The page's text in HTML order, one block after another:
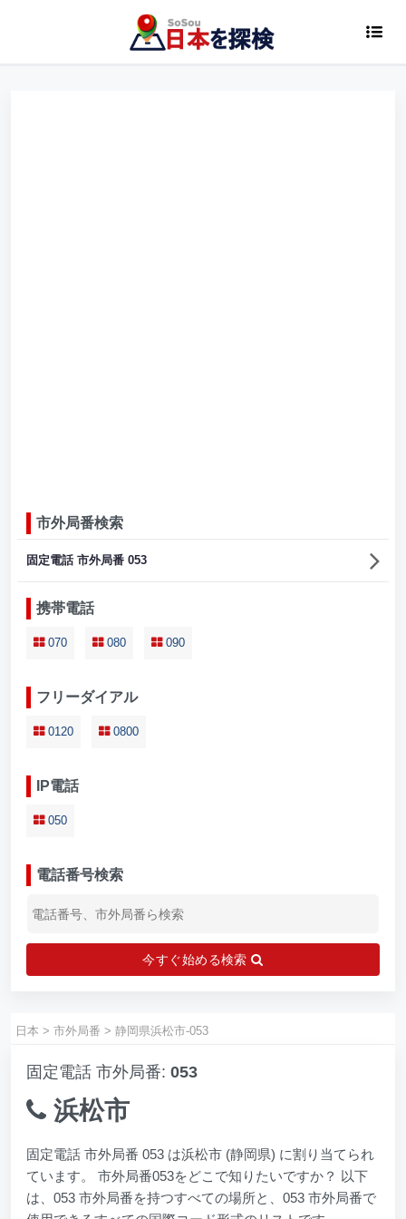
市外局番検索
固定電話 市外局番 053
携帯電話
070 080 090
フリーダイアル
0120 0800
IP電話
050
電話番号検索
今すぐ始める検索
日本 > 市外局番 > 静岡県浜松市-053
固定電話 市外局番: 053
浜松市
固定電話 市外局番 053 は浜松市 (静岡県) に割り当てられ
ています。 市外局番053をどこで知りたいですか？ 以下
は、053 市外局番を持つすべての場所と、053 市外局番で